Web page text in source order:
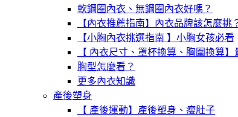
軟鋼圈內衣、無鋼圈內衣好嗎？
【內衣推薦指南】內衣品牌該怎麼挑
【小胸內衣挑選指南 】小胸女孩必看
【 內衣尺寸、罩杯換算、胸圍換算】
胸型怎麼看？
更多內衣知識
產後塑身
【 產後運動】產後塑身、瘦肚子